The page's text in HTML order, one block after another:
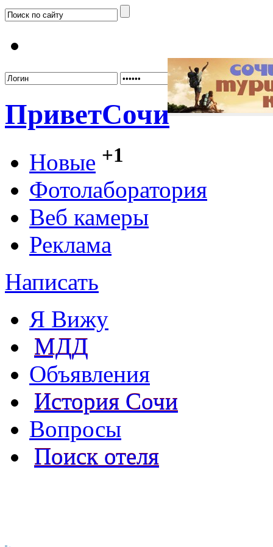
ПриветСочи
Новые +1
Фотолаборатория
Веб камеры
Реклама
Написать
Я Вижу
МДД
Объявления
История Сочи
Вопросы
Поиск отеля